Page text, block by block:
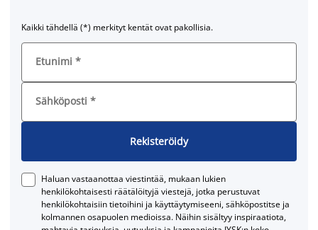
Kaikki tähdellä (*) merkityt kentät ovat pakollisia.
Etunimi *
Sähköposti *
Rekisteröidy
Haluan vastaanottaa viestintää, mukaan lukien
henkilökohtaisesti räätälöityjä viestejä, jotka perustuvat
henkilökohtaisiin tietoihini ja käyttäytymiseeni, sähköpostitse ja
kolmannen osapuolen medioissa. Näihin sisältyy inspiraatiota,